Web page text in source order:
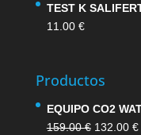
TEST K
11.00 €
Productos
EQUIPO CO2
159.00€ El
132.00 €El